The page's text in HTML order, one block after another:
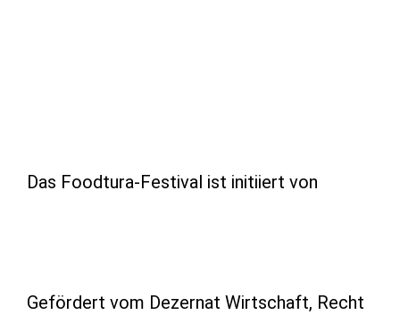
Das Foodtura-Festival ist initiiert von
Gefördert vom Dezernat Wirtschaft, Recht